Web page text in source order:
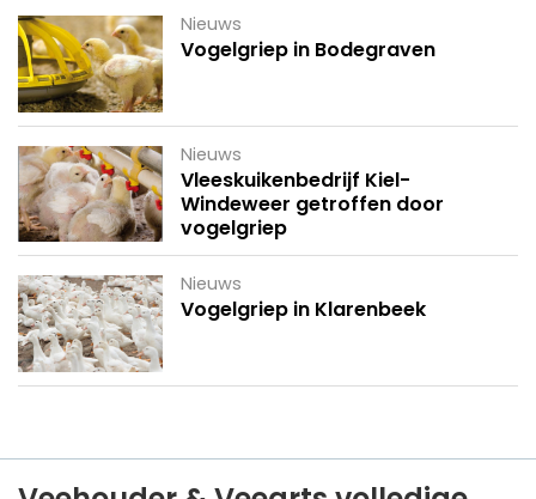
Nieuws
Vogelgriep in Bodegraven
Nieuws
Vleeskuikenbedrijf Kiel-
Windeweer getroffen door
vogelgriep
Nieuws
Vogelgriep in Klarenbeek